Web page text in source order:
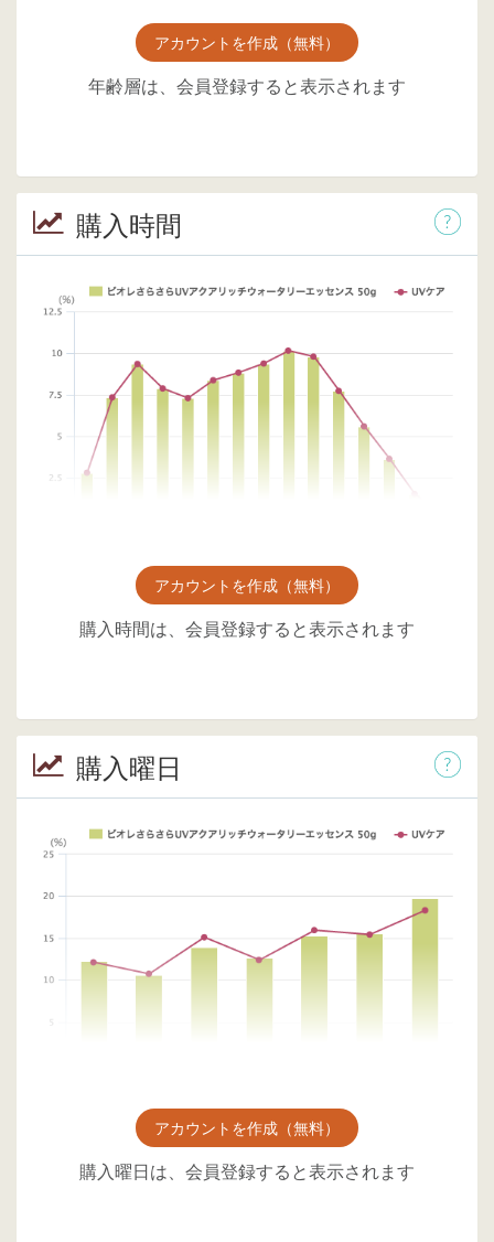
アカウントを作成（無料）
年齢層は、会員登録すると表示されます
購入時間
アカウントを作成（無料）
購入時間は、会員登録すると表示されます
購入曜日
アカウントを作成（無料）
購入曜日は、会員登録すると表示されます